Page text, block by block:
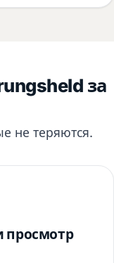
за
не теряются.
просмотр